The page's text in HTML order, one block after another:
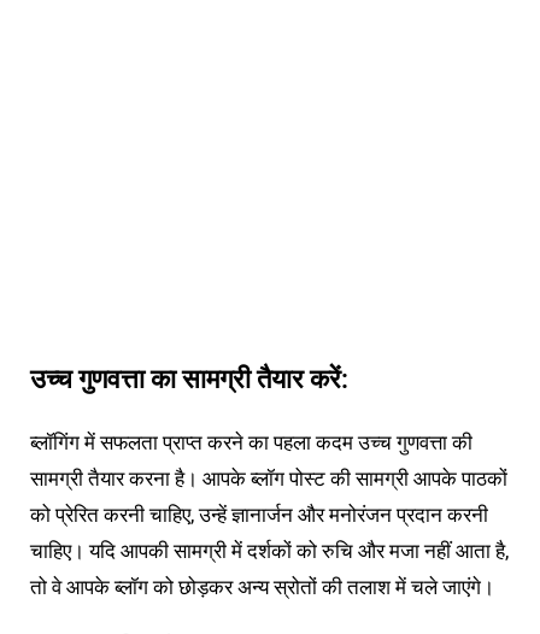
उच्च गुणवत्ता का सामग्री तैयार करें:
ब्लॉगिंग में सफलता प्राप्त करने का पहला कदम उच्च गुणवत्ता की
सामग्री तैयार करना है। आपके ब्लॉग पोस्ट की सामग्री आपके पाठकों
को प्रेरित करनी चाहिए, उन्हें ज्ञानार्जन और मनोरंजन प्रदान करनी
चाहिए। यदि आपकी सामग्री में दर्शकों को रुचि और मजा नहीं आता है,
तो वे आपके ब्लॉग को छोड़कर अन्य स्रोतों की तलाश में चले जाएंगे।